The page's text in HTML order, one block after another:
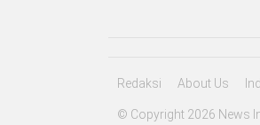
Redaksi About Us
© Copyright 2026 News